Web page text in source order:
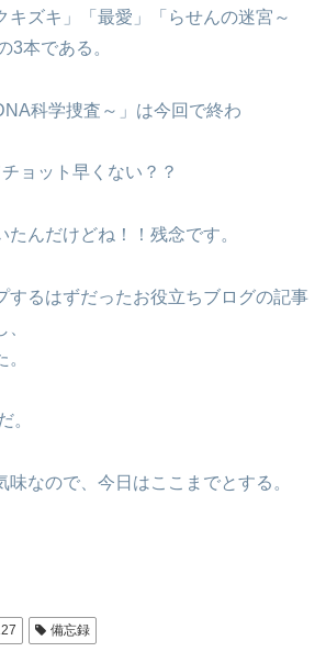
キズキ」「最愛」「らせんの迷宮～
3本である。
科学捜査～」は今回で終わ
ョット早くない？？
んだけどね！！残念です。
するはずだったお役立ちブログの記事
。
味なので、今日はここまでとする。
備忘録